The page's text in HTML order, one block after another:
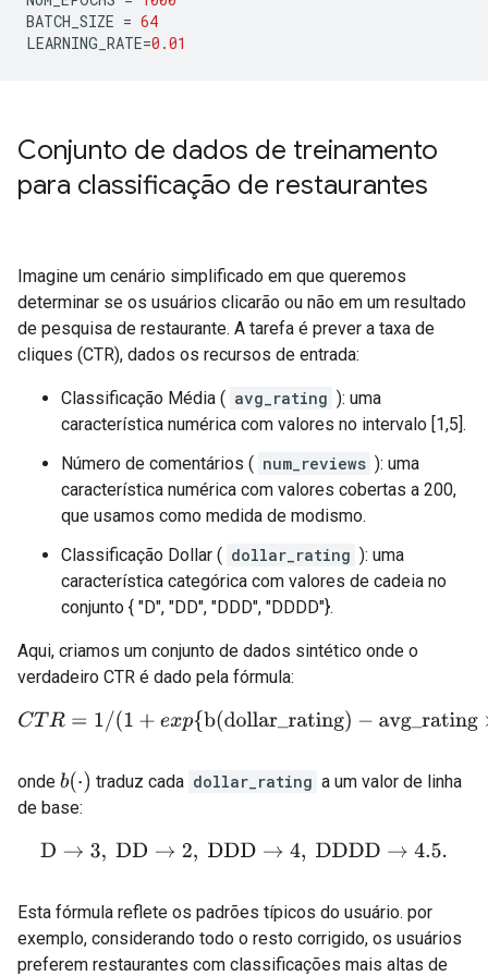
BATCH_SIZE = 64
LEARNING_RATE=0.01
Conjunto de dados de treinamento
para classificação de restaurantes
Imagine um cenário simplificado em que queremos
determinar se os usuários clicarão ou não em um resultado
de pesquisa de restaurante. A tarefa é prever a taxa de
cliques (CTR), dados os recursos de entrada:
Classificação Média ( avg_rating ): uma
característica numérica com valores no intervalo [1,5].
Número de comentários ( num_reviews ): uma
característica numérica com valores cobertas a 200,
que usamos como medida de modismo.
Classificação Dollar ( dollar_rating ): uma
característica categórica com valores de cadeia no
conjunto { "D", "DD", "DDD", "DDDD"}.
Aqui, criamos um conjunto de dados sintético onde o
verdadeiro CTR é dado pela fórmula:
CT R= 1/(1+exp{b(dollar_rating)− avg_rating×log(
onde b(⋅) traduz cada dollar_rating a um valor de linha
de base:
D→3 DD → , DDD→4, DDDD→4.5.
Esta fórmula reflete os padrões típicos do usuário. por
exemplo, considerando todo o resto corrigido, os usuários
preferem restaurantes com classificações mais altas de